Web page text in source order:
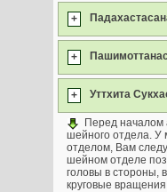
+
+
+ Уттхита
Перед началом
шейного отдела. У
отделом, Вам
шейном отделе
головы в стороны,
круговые